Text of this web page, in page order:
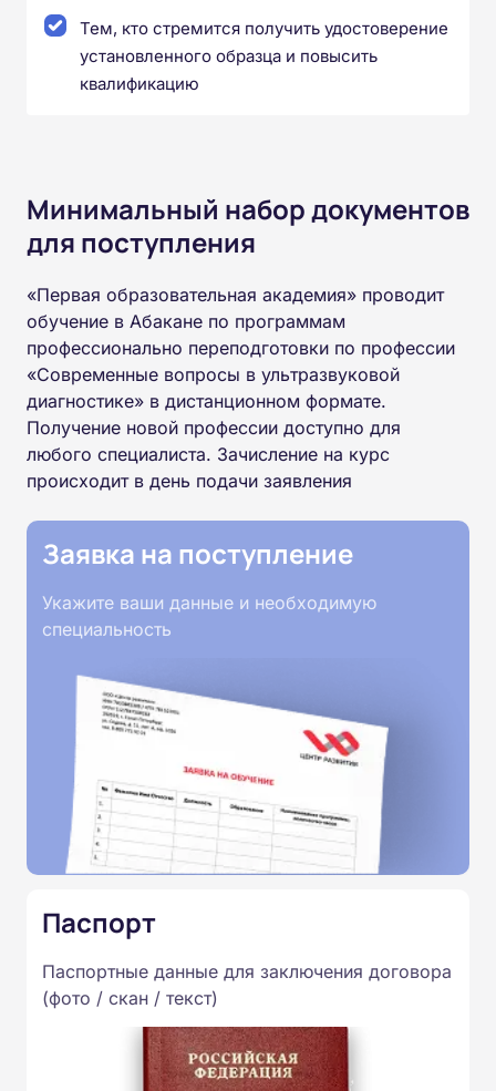
Тем, кто стремится получить удостоверение
установленного образца и повысить
квалификацию
Минимальный набор документов
для поступления
«Первая образовательная академия» проводит
обучение в Абакане по программам
профессионально переподготовки по профессии
«Современные вопросы в ультразвуковой
диагностике» в дистанционном формате.
Получение новой профессии доступно для
любого специалиста. Зачисление на курс
происходит в день подачи заявления
Заявка на поступление
Укажите ваши данные и необходимую
специальность
Паспорт
Паспортные данные для заключения договора
(фото / скан / текст)